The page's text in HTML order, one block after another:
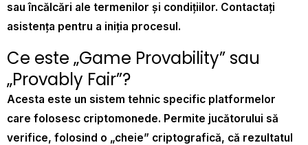
sau încălcări ale termenilor și condițiilor. Contactați
asistența pentru a iniția procesul.
Ce este „Game Provability” sau
„Provably Fair”?
Acesta este un sistem tehnic specific platformelor
care folosesc criptomonede. Permite jucătorului să
verifice, folosind o „cheie” criptografică, că rezultatul